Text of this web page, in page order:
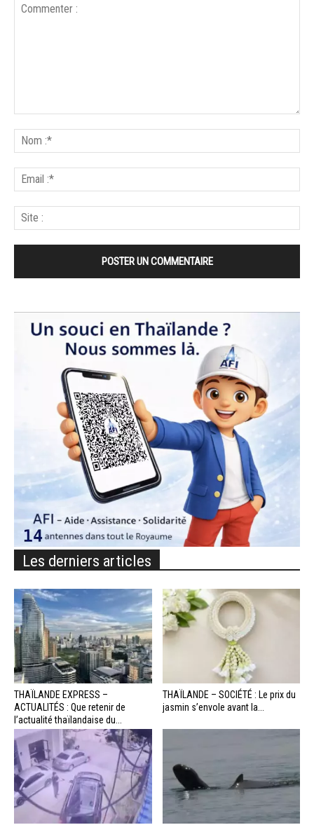
Les derniers articles
THAÏLANDE EXPRESS –
ACTUALITÉS : Que retenir de
l’actualité thaïlandaise du...
THAÏLANDE – SOCIÉTÉ : Le prix du
jasmin s’envole avant la...